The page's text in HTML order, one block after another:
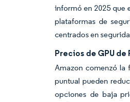
informó en 2025 que
plataformas de
centrados en
Precios de GPU
Amazon comenzó la
puntual pueden
opciones de baja